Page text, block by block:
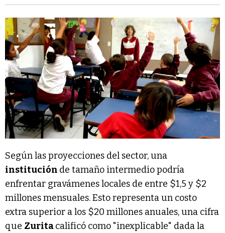
Según las proyecciones del sector, una
institución de tamaño intermedio podría
enfrentar gravámenes locales de entre $1,5 y $2
millones mensuales. Esto representa un costo
extra superior a los $20 millones anuales, una cifra
que Zuritacalificó como "inexplicable" dada la